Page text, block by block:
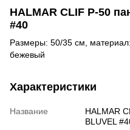
HALMAR CLIF P-50
#40
Размеры: 50/35 см,
бежевый
Характеристики
Название
HALMAR
BLUVEL